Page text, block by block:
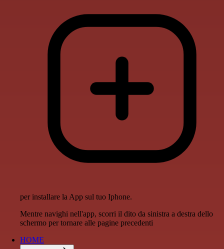
per installare la App sul tuo Iphone.
Mentre navighi nell'app, scorri il dito da sinistra a destra dello
schermo per tornare alle pagine precedenti
HOME